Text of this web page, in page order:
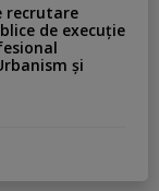
recrutare
de execuție
și